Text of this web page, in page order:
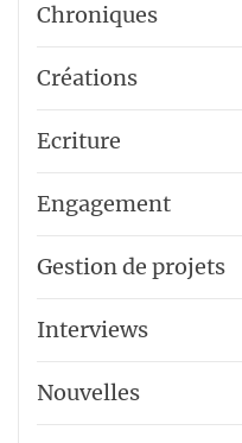
Chroniques
Créations
Ecriture
Engagement
Gestion de projets
Interviews
Nouvelles